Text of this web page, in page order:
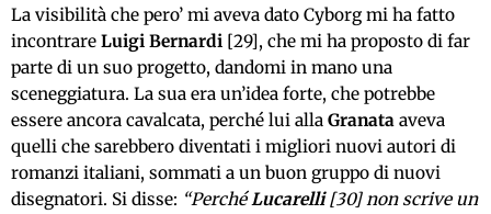
La visibilità che pero’ mi aveva dato Cyborg mi ha fatto
incontrare Luigi Bernardi [29], che mi ha proposto di far
parte di un suo progetto, dandomi in mano una
sceneggiatura. La sua era un’idea forte, che potrebbe
essere ancora cavalcata, perché lui alla Granata aveva
quelli che sarebbero diventati i migliori nuovi autori di
romanzi italiani, sommati a un buon gruppo di nuovi
disegnatori. Si disse: “PerchéLucarelli[30] non scrive un